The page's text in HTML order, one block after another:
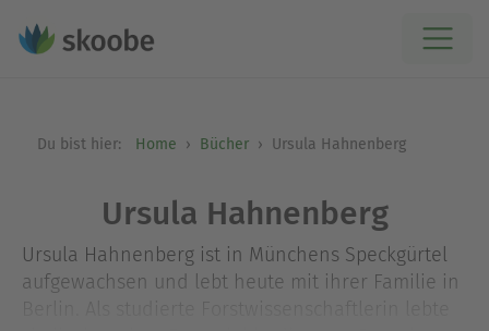
Du bist hier: Home Bücher Ursula Hahnenberg
Ursula Hahnenberg
Ursula Hahnenberg ist in Münchens Speckgürtel
aufgewachsen und lebt heute mit ihrer Familie in